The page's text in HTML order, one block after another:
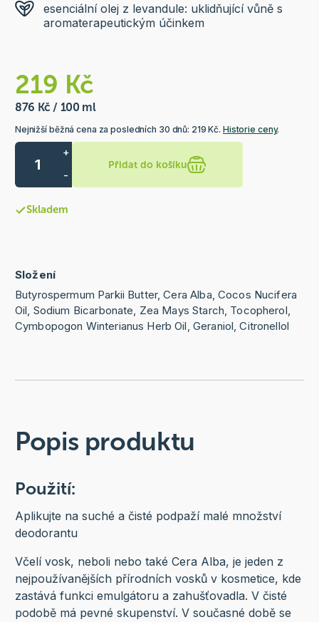
esenciální olej z levandule: uklidňující vůně s
aromaterapeutickým účinkem
219 Kč
876 Kč / 100 ml
Nejnižší běžná cena za posledních 30 dnů: 219 Kč. Historie ceny.
+
-
Přidat do košíku
Skladem
Složení
Butyrospermum Parkii Butter, Cera Alba, Cocos Nucifera
Oil, Sodium Bicarbonate, Zea Mays Starch, Tocopherol,
Cymbopogon Winterianus Herb Oil, Geraniol, Citronellol
Popis produktu
Použití:
Aplikujte na suché a čisté podpaží malé množství
deodorantu
Včelí vosk, neboli nebo také Cera Alba, je jeden z
nejpoužívanějších přírodních vosků v kosmetice, kde
zastává funkci emulgátoru a zahušťovadla. V čisté
podobě má pevné skupenství. V současné době se